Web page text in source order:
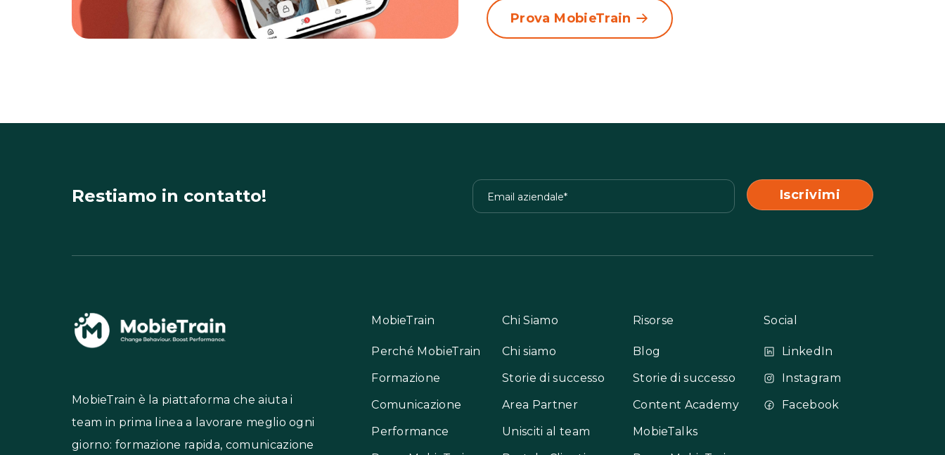
Prova MobieTrain
Restiamo in contatto!
MobieTrain è la piattaforma che aiuta i
team in prima linea a lavorare meglio ogni
giorno: formazione rapida, comunicazione
MobieTrain
Perché MobieTrain
Formazione
Comunicazione
Performance
Chi Siamo
Chi siamo
Storie di successo
Area Partner
Unisciti al team
Risorse
Blog
Storie di successo
Content Academy
MobieTalks
Social
LinkedIn
Instagram
Facebook